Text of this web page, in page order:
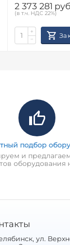
2 373 281
(в т.ч. НДС 22%)
+
−
подбор
и
оборудования
ул.